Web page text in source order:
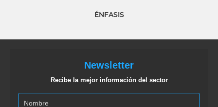
ÉNFASIS
Newsletter
Recibe la mejor información del sector